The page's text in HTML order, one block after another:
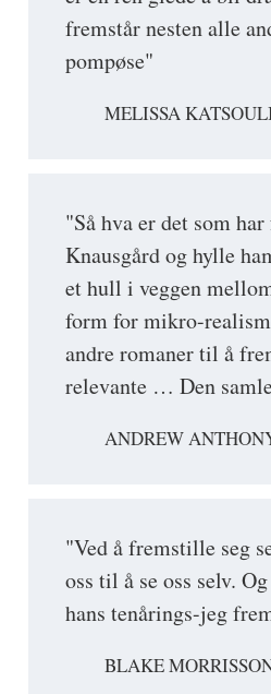
fremstår nesten alle
pompøse"
MELISSA
"Så hva er det som
Knausgård og hylle
et hull i veggen
form for mikro-
andre romaner til å
relevante … Den
ANDREW
"Ved å fremstille seg
oss til å se oss selv.
hans tenårings-jeg
BLAKE